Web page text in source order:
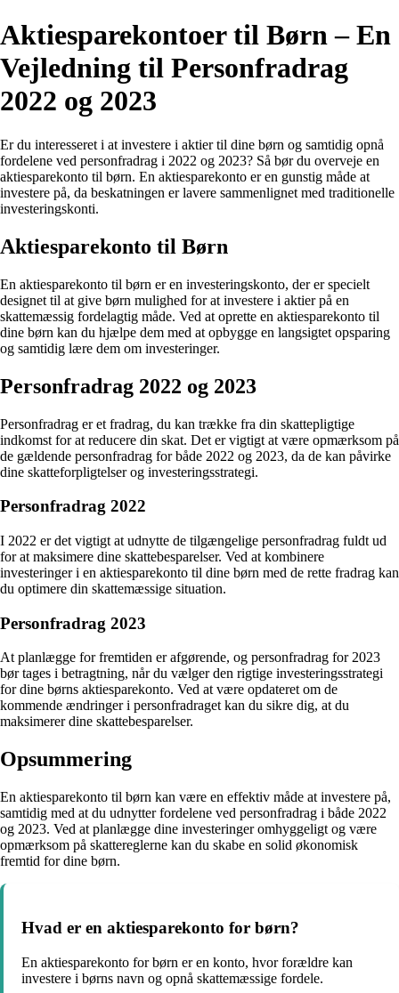
Aktiesparekontoer til Børn – En
Vejledning til Personfradrag
2022 og 2023
Er du interesseret i at investere i aktier til dine børn og samtidig opnå
fordelene ved personfradrag i 2022 og 2023? Så bør du overveje en
aktiesparekonto til børn. En aktiesparekonto er en gunstig måde at
investere på, da beskatningen er lavere sammenlignet med traditionelle
investeringskonti.
Aktiesparekonto til Børn
En aktiesparekonto til børn er en investeringskonto, der er specielt
designet til at give børn mulighed for at investere i aktier på en
skattemæssig fordelagtig måde. Ved at oprette en aktiesparekonto til
dine børn kan du hjælpe dem med at opbygge en langsigtet opsparing
og samtidig lære dem om investeringer.
Personfradrag 2022 og 2023
Personfradrag er et fradrag, du kan trække fra din skattepligtige
indkomst for at reducere din skat. Det er vigtigt at være opmærksom på
de gældende personfradrag for både 2022 og 2023, da de kan påvirke
dine skatteforpligtelser og investeringsstrategi.
Personfradrag 2022
I 2022 er det vigtigt at udnytte de tilgængelige personfradrag fuldt ud
for at maksimere dine skattebesparelser. Ved at kombinere
investeringer i en aktiesparekonto til dine børn med de rette fradrag kan
du optimere din skattemæssige situation.
Personfradrag 2023
At planlægge for fremtiden er afgørende, og personfradrag for 2023
bør tages i betragtning, når du vælger den rigtige investeringsstrategi
for dine børns aktiesparekonto. Ved at være opdateret om de
kommende ændringer i personfradraget kan du sikre dig, at du
maksimerer dine skattebesparelser.
Opsummering
En aktiesparekonto til børn kan være en effektiv måde at investere på,
samtidig med at du udnytter fordelene ved personfradrag i både 2022
og 2023. Ved at planlægge dine investeringer omhyggeligt og være
opmærksom på skattereglerne kan du skabe en solid økonomisk
fremtid for dine børn.
Hvad er en aktiesparekonto for børn?
En aktiesparekonto for børn er en konto, hvor forældre kan
investere i børns navn og opnå skattemæssige fordele.